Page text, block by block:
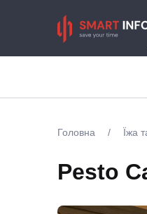
Головна / Їжа
Pesto